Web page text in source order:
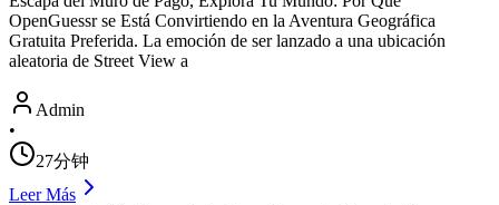
OpenGuessr se Está Convirtiendo en la Aventura Geográfica
Gratuita Preferida. La emoción de ser lanzado a una ubicación
aleatoria de Street View a
Admin
•
27分钟
Leer Más